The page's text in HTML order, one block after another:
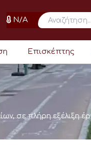
N/A
Επισκέπτης
σε πλήρη εξέλιξη